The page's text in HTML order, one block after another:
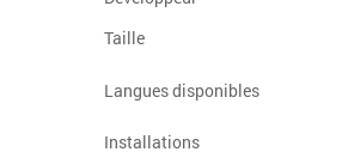
Taille
Langues disponibles
Installations